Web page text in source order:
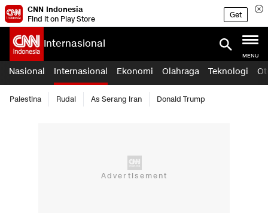
CNN Indonesia
Find it on Play Store
Get
Internasional
MENU
Nasional Internasional Ekonomi Olahraga Teknologi
Palestina Rudal As Serang Iran Donald Trump